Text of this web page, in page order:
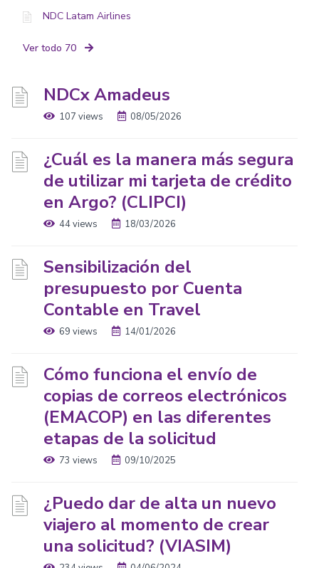
NDC Latam Airlines
Ver todo 70
NDCx Amadeus
107 views 08/05/2026
¿Cuál es la manera más segura
de utilizar mi tarjeta de crédito
en Argo? (CLIPCI)
44 views 18/03/2026
Sensibilización del
presupuesto por Cuenta
Contable en Travel
69 views 14/01/2026
Cómo funciona el envío de
copias de correos electrónicos
(EMACOP) en las diferentes
etapas de la solicitud
73 views 09/10/2025
¿Puedo dar de alta un nuevo
viajero al momento de crear
una solicitud? (VIASIM)